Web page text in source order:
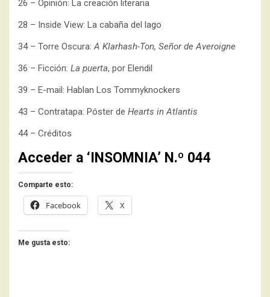
26 – Opinión: La creación literaria
28 – Inside View: La cabaña del lago
34 – Torre Oscura:A Klarhash-Ton, Señor de Averoigne
36 – Ficción: La puerta, por Elendil
39 – E-mail: Hablan Los Tommyknockers
43 – Contratapa: Póster de Hearts in Atlantis
44 – Créditos
Acceder a ‘INSOMNIA’ N.º 044
Comparte esto:
Facebook X
Me gusta esto: